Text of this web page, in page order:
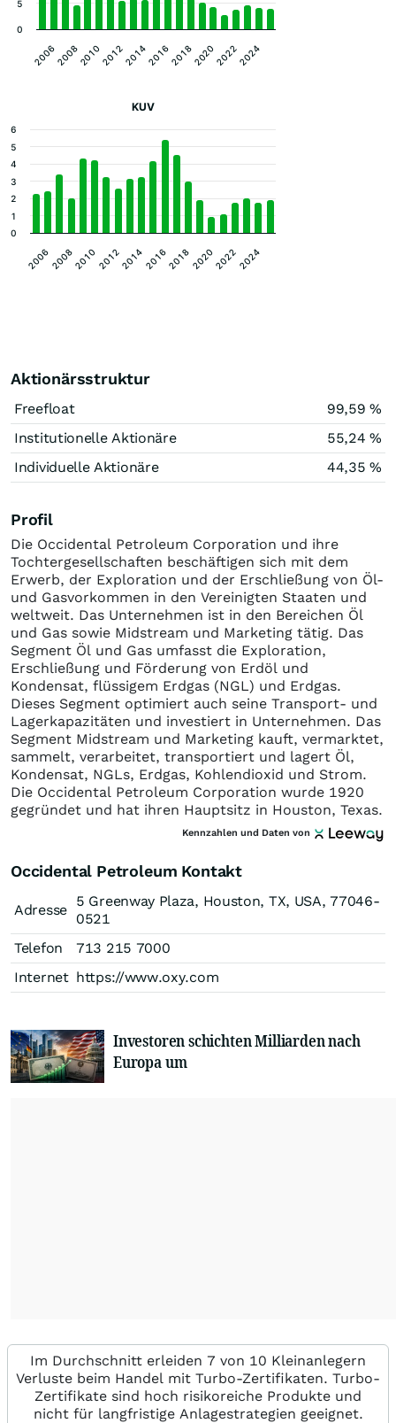
2006200820102012201420162018202020222024
0
5
KUV
2006200820102012201420162018202020222024
0
1
2
3
4
5
6
Aktionärsstruktur
Freefloat
99,59 %
Institutionelle Aktionäre
55,24 %
Individuelle Aktionäre
44,35 %
Profil
Die Occidental Petroleum Corporation und ihre
Tochtergesellschaften beschäftigen sich mit dem
Erwerb, der Exploration und der Erschließung von Öl-
und Gasvorkommen in den Vereinigten Staaten und
weltweit. Das Unternehmen ist in den Bereichen Öl
und Gas sowie Midstream und Marketing tätig. Das
Segment Öl und Gas umfasst die Exploration,
Erschließung und Förderung von Erdöl und
Kondensat, flüssigem Erdgas (NGL) und Erdgas.
Dieses Segment optimiert auch seine Transport- und
Lagerkapazitäten und investiert in Unternehmen. Das
Segment Midstream und Marketing kauft, vermarktet,
sammelt, verarbeitet, transportiert und lagert Öl,
Kondensat, NGLs, Erdgas, Kohlendioxid und Strom.
Die Occidental Petroleum Corporation wurde 1920
gegründet und hat ihren Hauptsitz in Houston, Texas.
Kennzahlen und Daten von
Occidental Petroleum Kontakt
Adresse
5 Greenway Plaza, Houston, TX, USA, 77046-
0521
Telefon
713 215 7000
Internet https://www.oxy.com
Investoren schichten Milliarden nach
Europa um
Im Durchschnitt erleiden 7 von 10 Kleinanlegern
Verluste beim Handel mit Turbo-Zertifikaten. Turbo-
Zertifikate sind hoch risikoreiche Produkte und
nicht für langfristige Anlagestrategien geeignet.